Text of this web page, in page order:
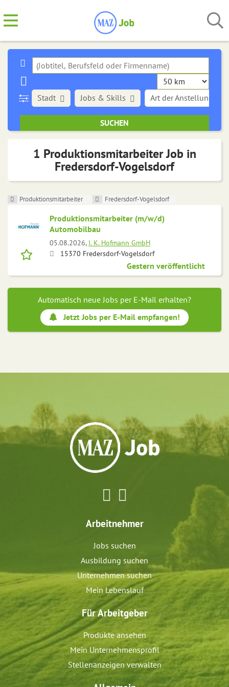
Stadt Art der Anstellung
Jobs & Skills
1 Produktionsmitarbeiter Job in
Fredersdorf-Vogelsdorf
Produktionsmitarbeiter Fredersdorf-Vogelsdorf
Produktionsmitarbeiter (m/w/d)
Automobilbau
05.08.2026, I. K. Hofmann GmbH
15370 Fredersdorf-Vogelsdorf
Gestern veröffentlicht
Automatisch neue Jobs per E-Mail erhalten?
Jetzt Jobs per E-Mail empfangen!
Arbeitnehmer
Jobs suchen
Ausbildung suchen
Unternehmen suchen
Mein Lebenslauf
Für Arbeitgeber
Produkte ansehen
Mein Unternehmensprofil
Stellenanzeigen verwalten